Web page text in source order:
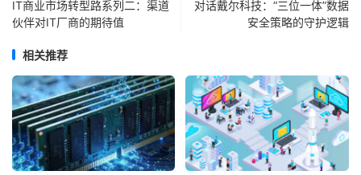
IT商业市场转型路系列二：渠道
伙伴对IT厂商的期待值
对话戴尔科技：“三位一体”数据
安全策略的守护逻辑
相关推荐